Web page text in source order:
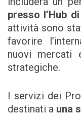
presso l’Hub
attività sono
favorire
nuovi mercati
strategiche.
I servizi dei
destinati a una